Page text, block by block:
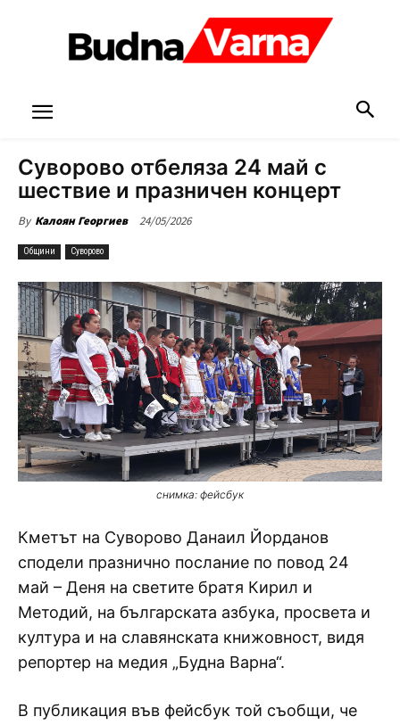
Суворово отбеляза 24 май с
шествие и празничен концерт
By Калоян Георгиев 24/05/2026
Общини Суворово
снимка: фейсбук
Кметът на Суворово Данаил Йорданов
сподели празнично послание по повод 24
май – Деня на светите братя Кирил и
Методий, на българската азбука, просвета и
култура и на славянската книжовност, видя
репортер на медия „Будна Варна“.
В публикация във фейсбук той съобщи, че